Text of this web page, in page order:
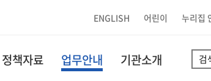
ENGLISH 어린이 누리집
정책자료 업무안내 기관소개